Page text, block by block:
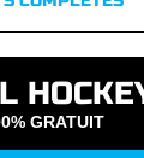
GRATUIT